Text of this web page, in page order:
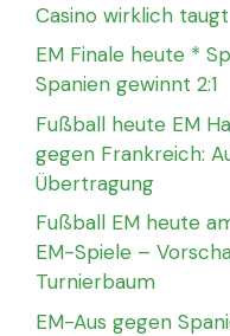
Casino wirklich taugt
EM Finale heute *
Spanien gewinnt 2:1
Fußball heute EM
gegen Frankreich:
Übertragung
Fußball EM heute
EM-Spiele –
Turnierbaum
EM-Aus gegen